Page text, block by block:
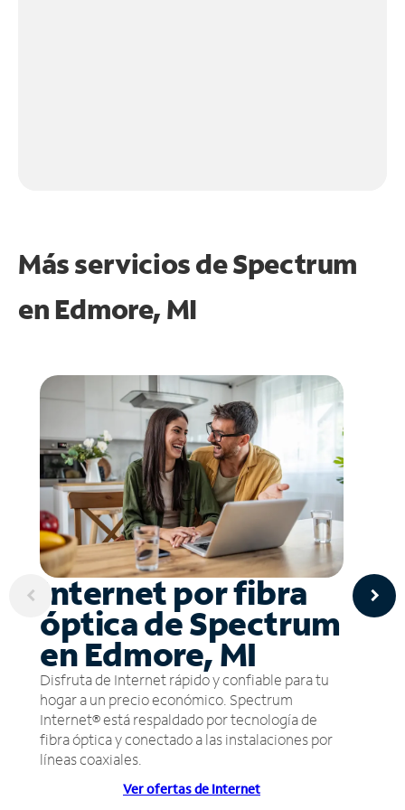
Más servicios de Spectrum
en Edmore, MI
Internet por fibra
óptica de Spectrum
en Edmore, MI
Disfruta de Internet rápido y confiable para tu
hogar a un precio económico. Spectrum
Internet® está respaldado por tecnología de
fibra óptica y conectado a las instalaciones por
líneas coaxiales.
Ver ofertas de Internet